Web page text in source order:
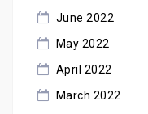
June 2022
May 2022
April 2022
March 2022